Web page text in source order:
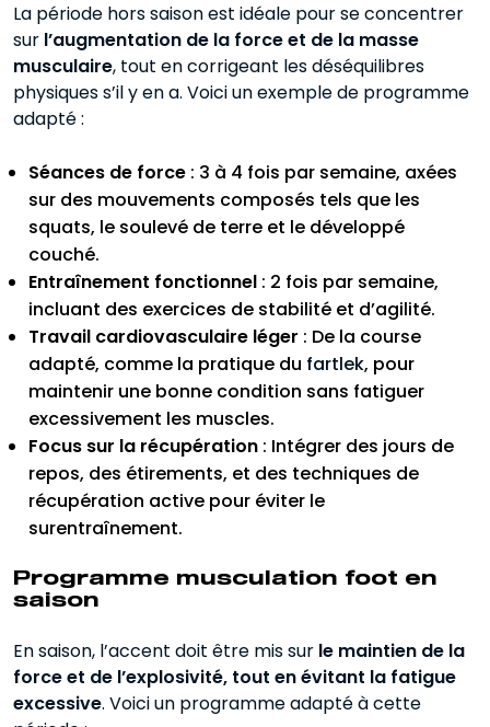
La période hors saison est idéale pour se concentrer
sur l’augmentation de la force et de la masse
musculaire, tout en corrigeant les déséquilibres
physiques s’il y en a. Voici un exemple de programme
adapté :
Séances de force : 3 à 4 fois par semaine, axées
sur des mouvements composés tels que les
squats, le soulevé de terre et le développé
couché.
Entraînement fonctionnel : 2 fois par semaine,
incluant des exercices de stabilité et d’agilité.
Travail cardiovasculaire léger : De la course
adapté, comme la pratique du fartlek, pour
maintenir une bonne condition sans fatiguer
excessivement les muscles.
Focus sur la récupération : Intégrer des jours de
repos, des étirements, et des techniques de
récupération active pour éviter le
surentraînement.
Programme musculation foot en
saison
En saison, l’accent doit être mis sur le maintien de la
force et de l’explosivité, tout en évitant la fatigue
excessive. Voici un programme adapté à cette